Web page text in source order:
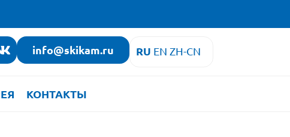
info@skikam.ru RU EN ZH-CN
КОНТАКТЫ